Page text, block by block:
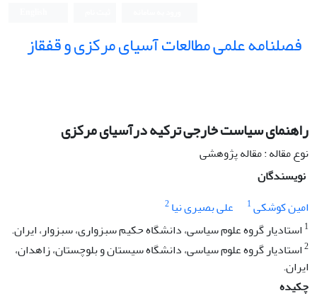
فصلنامه علمی مطالعات آسیای مرکزی و قفقاز
راهنمای سیاست خارجی ترکیه درآسیای مرکزی
نوع مقاله : مقاله پژوهشی
نویسندگان
امین کوشکی1 علی بصیری ‏نیا2
1 استادیار گروه علوم سیاسی، دانشگاه حکیم سبزواری، سبزوار، ایران.
2استادیار گروه علوم سیاسی، دانشگاه سیستان و بلوچستان، زاهدان،
ایران.
چکیده